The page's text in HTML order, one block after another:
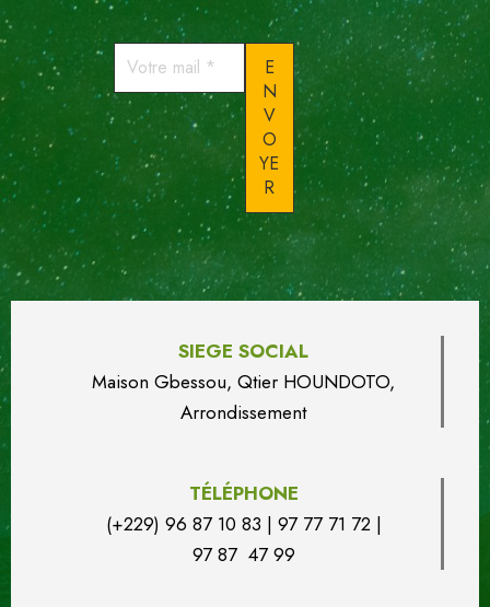
Votre
mail
SIEGE SOCIAL
Maison Gbessou, Qtier HOUNDOTO,
Arrondissement
TÉLÉPHONE
(+229) 96 87 10 83 | 97 77 71 72 |
97 87 47 99